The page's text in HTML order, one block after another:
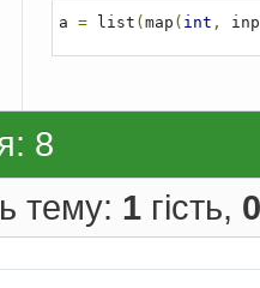
a = list ( map ( int ,
8
тему: 1 гість, 0